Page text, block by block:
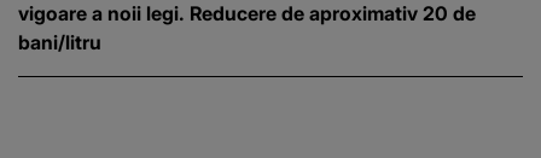
vigoare a noii legi. Reducere de aproximativ 20 de
bani/litru